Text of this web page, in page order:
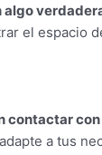
el espacio
contactar
a tus